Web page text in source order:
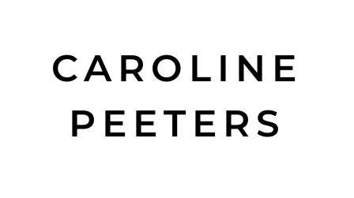
CAROLINE
PEETERS